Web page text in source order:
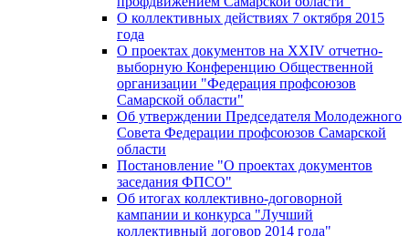
О коллективных действиях 7 октября 2015
года
О проектах документов на XXIV отчетно-
выборную Конференцию Общественной
организации "Федерация профсоюзов
Самарской области"
Об утверждении Председателя Молодежного
Совета Федерации профсоюзов Самарской
области
Постановление "О проектах документов
заседания ФПСО"
Об итогах коллективно-договорной
кампании и конкурса "Лучший
коллективный договор 2014 года"